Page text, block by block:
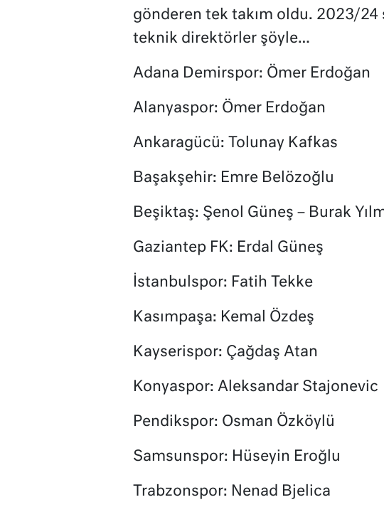
gönderen tek takım oldu. 2023/24
teknik direktörler şöyle…
Adana Demirspor: Ömer Erdoğan
Alanyaspor: Ömer Erdoğan
Ankaragücü: Tolunay Kafkas
Başakşehir: Emre Belözoğlu
Beşiktaş: Şenol Güneş – Burak
Gaziantep FK: Erdal Güneş
İstanbulspor: Fatih Tekke
Kasımpaşa: Kemal Özdeş
Kayserispor: Çağdaş Atan
Konyaspor: Aleksandar Stajonevic
Pendikspor: Osman Özköylü
Samsunspor: Hüseyin Eroğlu
Trabzonspor: Nenad Bjelica